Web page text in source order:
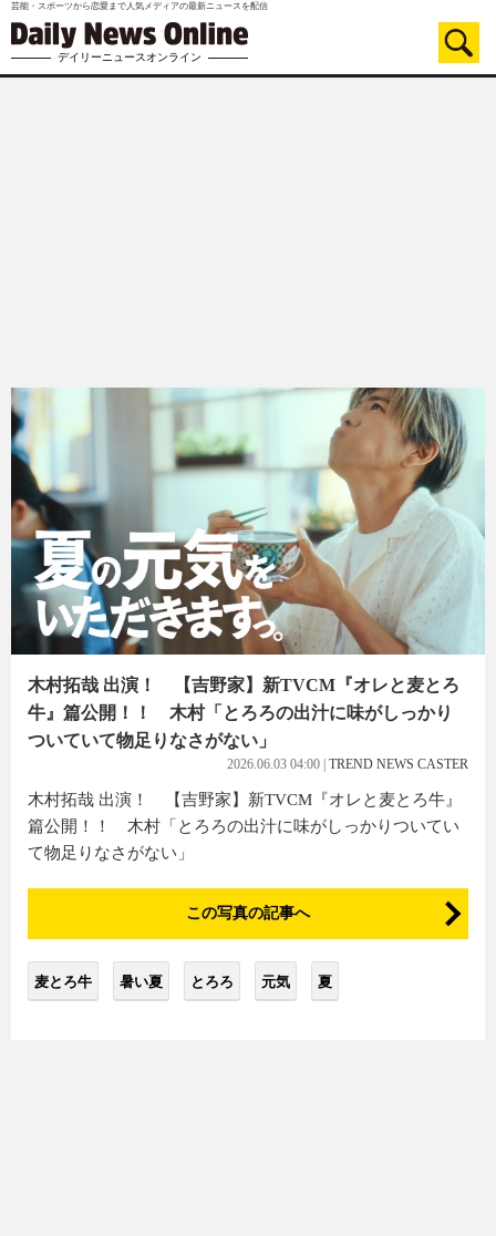
芸能・スポーツから恋愛まで人気メディアの最新ニュースを配信
デイリーニュースオンライン
木村拓哉 出演！ 【吉野家】新TVCM『オレと麦とろ
牛』篇公開！！ 木村「とろろの出汁に味がしっかり
ついていて物足りなさがない」
2026.06.03 04:00 TREND NEWS CASTER
木村拓哉 出演！ 【吉野家】新TVCM『オレと麦とろ牛』
篇公開！！ 木村「とろろの出汁に味がしっかりついてい
て物足りなさがない」
この写真の記事へ
麦とろ牛 暑い夏 とろろ 元気 夏